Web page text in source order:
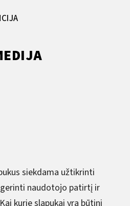
siekdama užtikrinti
naudotojo patirtį ir
kurie slapukai yra būtini